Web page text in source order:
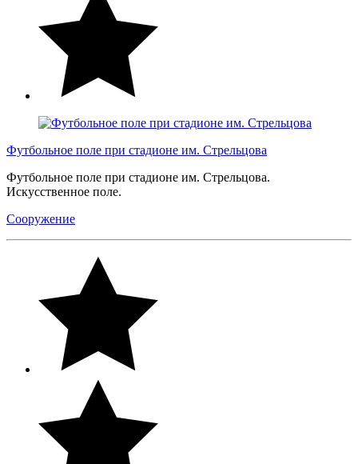
Футбольное поле при стадионе им. Стрельцова
Футбольное поле при стадионе им. Стрельцова.
Искусственное поле.
Сооружение